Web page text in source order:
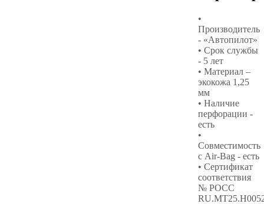
•
Производитель
- «Автопилот»
• Срок службы
- 5 лет
• Материал –
экокожа 1,25
мм
• Наличие
перфорации -
есть
•
Совместимость
с Air-Bag - есть
• Сертификат
соответствия
№ РОСС